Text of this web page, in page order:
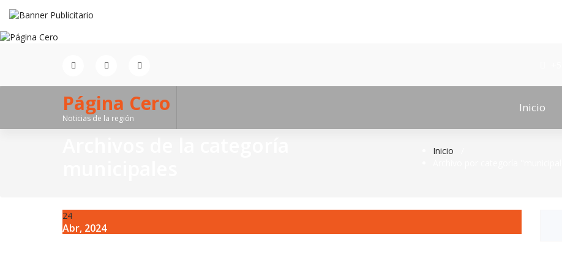
Saltar
Página Cero
Noticias de la región
Inicio
Inicio
24
Abr, 2024